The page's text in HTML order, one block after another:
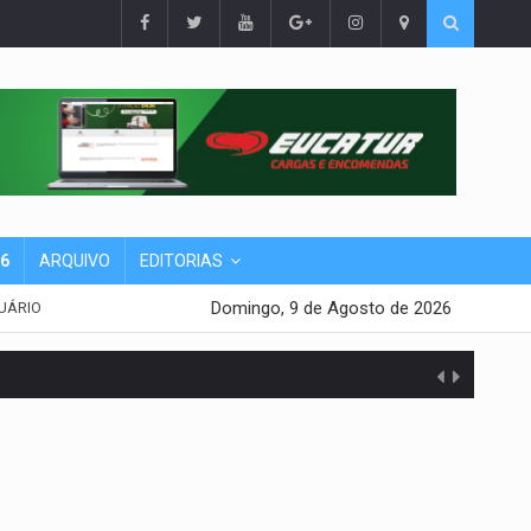
ARQUIVO EDITORIAS
Domingo, 9 de Agosto de 2026